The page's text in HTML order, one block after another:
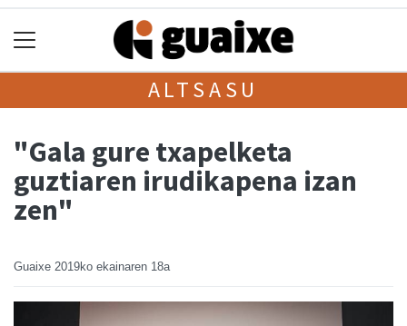
ALTSASU
"Gala gure txapelketa
guztiaren irudikapena izan
zen"
Guaixe 2019ko ekainaren 18a